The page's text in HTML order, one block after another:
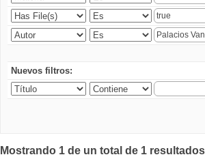
Nuevos filtros:
Mostrando 1 de un total de 1